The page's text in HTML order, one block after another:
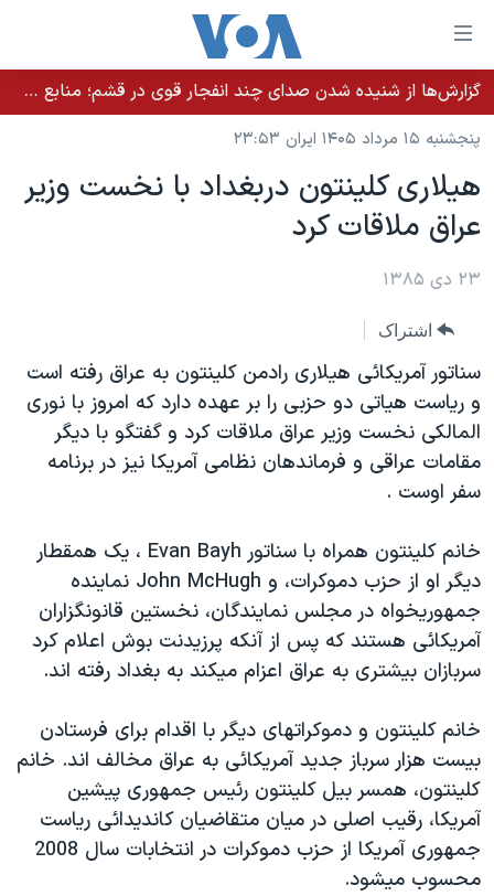
لینکهای
قابل
دسترسی
جهش
محتوای
اصلی
جهش
به
اصلی
جهش
به
جستجو
خانه
نسخه سبک وب‌سایت
موضوع ها
ایران
آمریکا
گزیده‌ها
ویژه برنامه‌ها
حقوق شهروندی
اقتصادی
علم و فناوری
اسرائیل در جنگ
آرشیو پخش زنده
برنامه های تلویزیونی
جدول برنامه ها
صفحه‌های ویژه
عملیات خشم حماسی
۲۵۰سالگی آمریکا
بایگانی برنامه‌های تلویزیونی
انتخابات ریاست جمهوری آمریکا ۲۰۲۴
حمله جمهوری اسلامی به اسرائیل
رمز مهسا
ورزش زنان در ایران
مجموعه مستندهای دادخواهی
تریبونال مردمی آبان ۹۸
دادگاه حمید نوری
چهل سال گروگان‌گیری
فرکانس‌های صدای آمریکا
پخش رادیویی
یادگیری زبان انگلیسی
زبانهای مختلف
گزارش‌ها از شنیده شدن صدای چند انفجار قوی در قشم؛ منابع حکومتی می‌گویند درگیری در تنگه هرمز بود
پنجشنبه ۱۵ مرداد ۱۴۰۵ ایران ۲۳:۵۳
هيلاری کلينتون دربغداد با نخست وزير
عراق ملاقات کرد
۲۳ دی ۱۳۸۵
اشتراک
سناتور آمريکائی هيلاری رادمن کلينتون به عراق رفته است
و رياست هياتی دو حزبی را بر عهده دارد که امروز با نوری
المالکی نخست وزير عراق ملاقات کرد و گفتگو با ديگر
مقامات عراقی و فرماندهان نظامی آمريکا نيز در برنامه
سفر اوست .
خانم کلينتون همراه با سناتور Evan Bayh ، يک همقطار
ديگر او از حزب دموکرات، و John McHugh نماينده
جمهوريخواه در مجلس نمايندگان، نخستين قانونگزاران
آمريکائی هستند که پس از آنکه پرزيدنت بوش اعلام کرد
سربازان بيشتری به عراق اعزام ميکند به بغداد رفته اند.
خانم کلينتون و دموکراتهای ديگر با اقدام برای فرستادن
بيست هزار سرباز جديد آمريکائی به عراق مخالف اند. خانم
کلينتون، همسر بيل کلينتون رئيس جمهوری پيشين
آمريکا، رقيب اصلی در ميان متقاضيان کانديدائی رياست
جمهوری آمريکا از حزب دموکرات در انتخابات سال 2008
محسوب ميشود.